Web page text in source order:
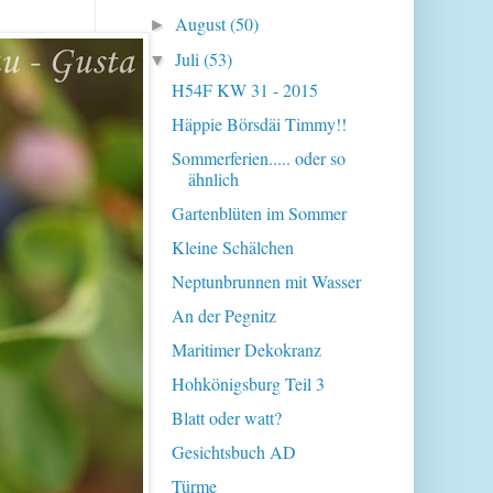
► August(50)
▼Juli(53)
H54F KW 31 - 2015
Häppie Börsdäi Timmy!!
Sommerferien..... oder so
ähnlich
Gartenblüten im Sommer
Kleine Schälchen
Neptunbrunnen mit Wasser
An der Pegnitz
Maritimer Dekokranz
Hohkönigsburg Teil 3
Blatt oder watt?
Gesichtsbuch AD
Türme